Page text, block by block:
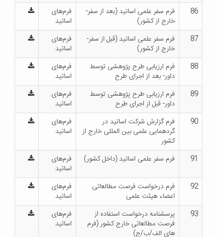
86
فرم سفر علمی اساتید (بعد از سفر-
خارج از کشور)
فرم‌های
اساتید
87
فرم سفر علمی اساتید (قبل از سفر-
خارج از کشور)
فرم‌های
اساتید
88
فرم ارزیابی طرح پژوهشی توسط
داور- بعد از اجرای طرح
فرم‌های
اساتید
89
فرم ارزیابی طرح پژوهشی توسط
داور- قبل از اجرای طرح
فرم‌های
اساتید
90
فرم گزارش شرکت اساتید در
گردهمایی علمی بین المللی خارج از
کشور
فرم‌های
اساتید
91 فرم سفر علمی اساتید (داخل کشور)
فرم‌های
اساتید
92
فرم درخواست فرصت مطالعاتی
اعضاء هیئت علمی
فرم‌های
اساتید
93
پرسشنامه درخواست استفاده از
فرصت مطالعاتی خارج کشور (فرم
های الف/ب/ج)
فرم‌های
اساتید